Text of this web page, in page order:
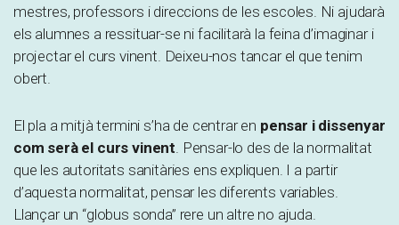
mestres, professors i direccions de les escoles. Ni ajudarà
els alumnes a ressituar-se ni facilitarà la feina d’imaginar i
projectar el curs vinent. Deixeu-nos tancar el que tenim
obert.
El pla a mitjà termini s’ha de centrar en pensar i dissenyar
com serà el curs vinent. Pensar-lo des de la normalitat
que les autoritats sanitàries ens expliquen. I a partir
d’aquesta normalitat, pensar les diferents variables.
Llançar un “globus sonda” rere un altre no ajuda.